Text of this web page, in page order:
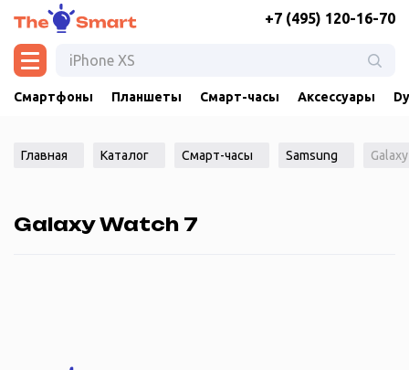
+7 (495) 120-16-70
Смартфоны Планшеты Смарт-часы Аксессуары
Главная Каталог Смарт-часы Samsung
Galaxy Watch 7